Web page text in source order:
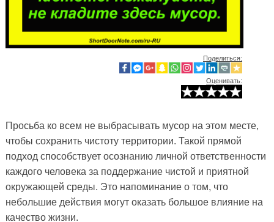
Поделиться:
Оценивать:
Просьба ко всем не выбрасывать мусор на этом месте,
чтобы сохранить чистоту территории. Такой прямой
подход способствует осознанию личной ответственности
каждого человека за поддержание чистой и приятной
окружающей среды. Это напоминание о том, что
небольшие действия могут оказать большое влияние на
качество жизни.